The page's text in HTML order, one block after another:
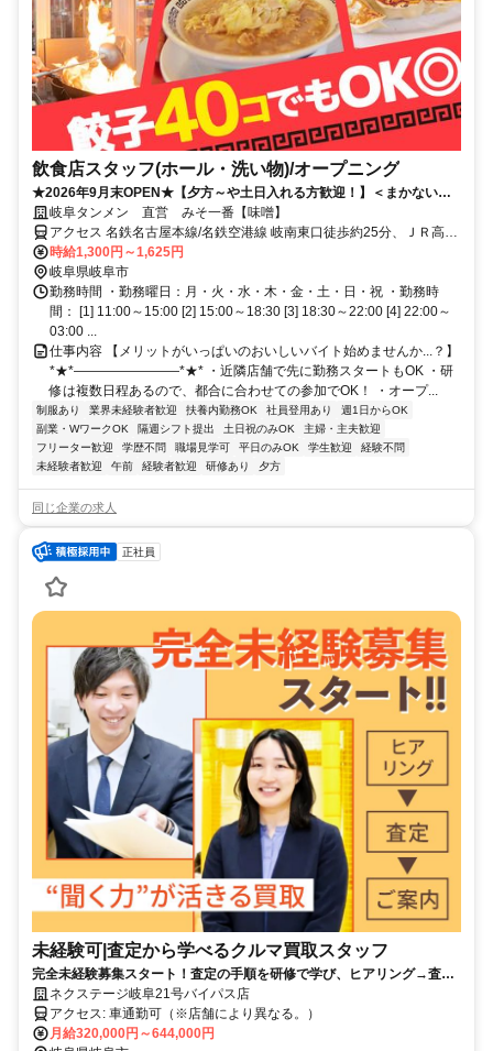
飲食店スタッフ(ホール・洗い物)/オープニング
★2026年9月末OPEN★【夕方～や土日入れる方歓迎！】＜まかない食
べ放題！＞学校優先のシフトOK！高校生もOK！
岐阜タンメン 直営 みそ一番【味噌】
アクセス 名鉄名古屋本線/名鉄空港線 岐南東口徒歩約25分、ＪＲ高山
本線 岐阜中央南口徒歩約30分、ＪＲ東海道本線 岐阜中央南口徒歩約
30分 21号沿い/「岐阜南警察署」近く
時給1,300円～1,625円
岐阜県岐阜市
勤務時間 ・勤務曜日：月・火・水・木・金・土・日・祝 ・勤務時
間： [1] 11:00～15:00 [2] 15:00～18:30 [3] 18:30～22:00 [4] 22:00～
03:00 ...
仕事内容 【メリットがいっぱいのおいしいバイト始めませんか...？】
*★*――――――――*★* ・近隣店舗で先に勤務スタートもOK ・研
修は複数日程あるので、都合に合わせての参加でOK！ ・オープ...
制服あり 業界未経験者歓迎 扶養内勤務OK 社員登用あり
週1日からOK
副業・WワークOK
隔週シフト提出 土日祝のみOK
主婦・主夫歓迎
フリーター歓迎
学歴不問 職場見学可 平日のみOK 学生歓迎
経験不問
未経験者歓迎
午前 経験者歓迎 研修あり 夕方
同じ企業の求人
正社員
未経験可|査定から学べるクルマ買取スタッフ
完全未経験募集スタート！査定の手順を研修で学び、ヒアリング→査定
→価格提示を段階的に習得できます。
ネクステージ岐阜21号バイパス店
アクセス: 車通勤可（※店舗により異なる。）
月給320,000円～644,000円